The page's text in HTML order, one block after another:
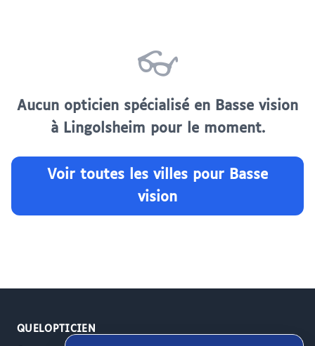
👓
Aucun opticien spécialisé en Basse vision
à Lingolsheim pour le moment.
Voir toutes les villes pour Basse
vision
QUELOPTICIEN